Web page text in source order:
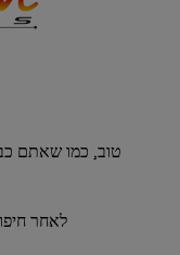
טוב, כמו שאתם
לאחר